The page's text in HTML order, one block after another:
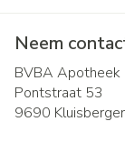
Neem
BVBA Apotheek
Pontstraat 53
9690